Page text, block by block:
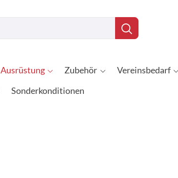
Ausrüstung Zubehör Vereinsbedarf
Sonderkonditionen